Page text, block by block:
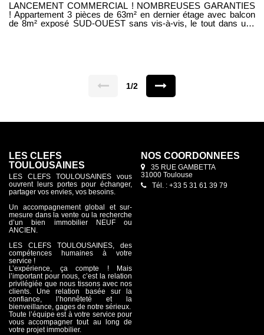
LANCEMENT COMMERCIAL ! NOMBREUSES GARANTIES
! Appartement 3 pièces de 63m² en dernier étage avec balcon
de 8m² exposé SUD-OUEST sans vis-à-vis, le tout dans une
chambres avec placards dont une suite parentale avec salle
d'eau privative. -Salle d'eau avec douche à l'italienne / double
vasque et sèche serviettes. -WC séparé. -2 places de parking
1/2
LES CLEFS
TOULOUSAINES
LES CLEFS TOULOUSAINES vous
ouvrent leurs portes pour échanger,
partager vos envies, vos besoins.
Un accompagnement global et sur-
mesure dans la vente ou la recherche
d’un bien immobilier NEUF ou
ANCIEN.
LES CLEFS TOULOUSAINES, des
compétences humaines à votre
service !
L’expérience, ça compte ! Mais
l’important pour nous, c’est la relation
privilégiée que nous tissons avec nos
clients. Une relation basée sur la
confiance, l’honnêteté et la
bienveillance, gages de notre sérieux.
Toute l’équipe est à votre service pour
vous accompagner tout au long de
votre projet immobilier.
NOS COORDONNÉES
35 RUE GAMBETTA
31000 Toulouse
Tél. : +33 5 31 61 39 79